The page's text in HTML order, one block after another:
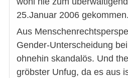
25.Januar 2006 gekommen.
Aus
Gender-Unterscheidung
ohnehin skandalös. Und
gröbster Unfug, da es aus